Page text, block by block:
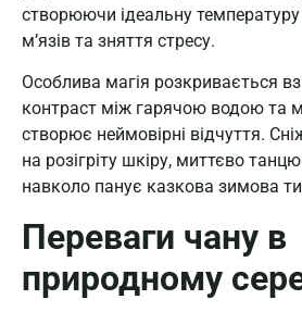
створюючи ідеальну
м’язів та зняття стресу.
Особлива магія розкривається
контраст між гарячою водою та
створює неймовірні відчуття.
на розігріту шкіру, миттєво
навколо панує казкова зимова
Переваги чану в
природному